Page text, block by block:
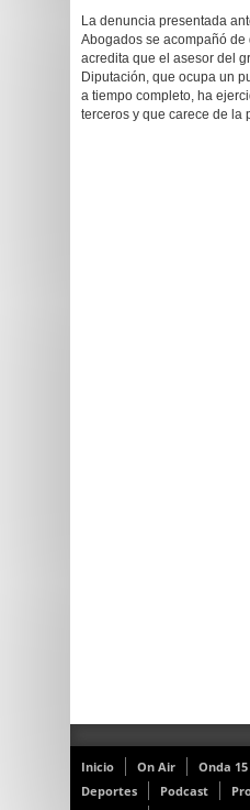
La denuncia presentada
Abogados se acompañó
acredita que el asesor del
Diputación, que ocupa un
a tiempo completo, ha
terceros y que carece de la
Inicio On Air Onda 15
Deportes
Podcast